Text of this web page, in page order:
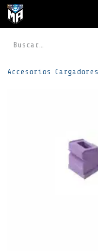
Ir al contenido
Accesorios Cargadores